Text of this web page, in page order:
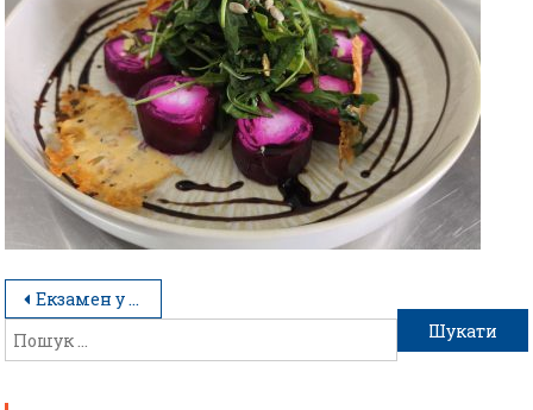
Екзамен у форматі справжнього ресторану